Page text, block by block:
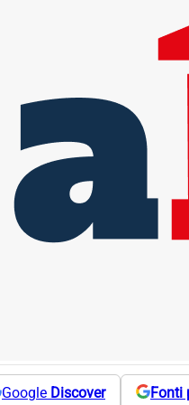
Google Discover Fonti